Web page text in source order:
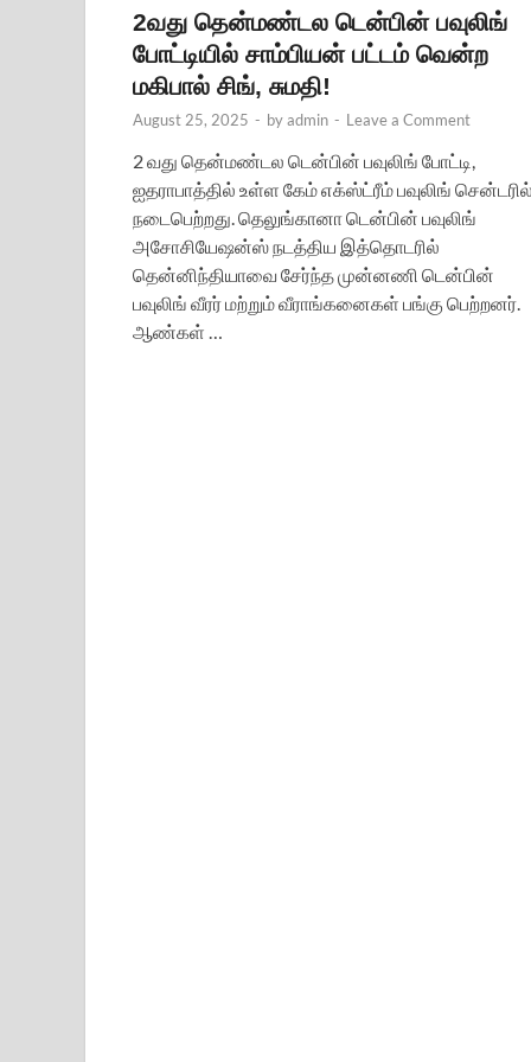
2வது தென்மண்டல டென்பின் பவுலிங்
போட்டியில் சாம்பியன் பட்டம் வென்ற
மகிபால் சிங், சுமதி!
August 25, 2025 - byadmin - Leave a Comment
2 வது தென்மண்டல டென்பின் பவுலிங் போட்டி,
ஐதராபாத்தில் உள்ள கேம் எக்ஸ்ட்ரீம் பவுலிங்
நடைபெற்றது. தெலுங்கானா டென்பின் பவுலிங்
அசோசியேஷன்ஸ் நடத்திய இத்தொடரில்
தென்னிந்தியாவை சேர்ந்த முன்னணி டென்பின்
பவுலிங் வீரர் மற்றும் வீராங்கனைகள் பங்கு பெற்றனர்.
ஆண்கள் …